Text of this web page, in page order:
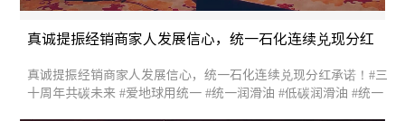
真诚提振经销商家人发展信心，统一石化连续兑现分红
承诺！
真诚提振经销商家人发展信心，统一石化连续兑现分红承诺！#三
十周年共碳未来 #爱地球用统一 #统一润滑油 #低碳润滑油 #统一